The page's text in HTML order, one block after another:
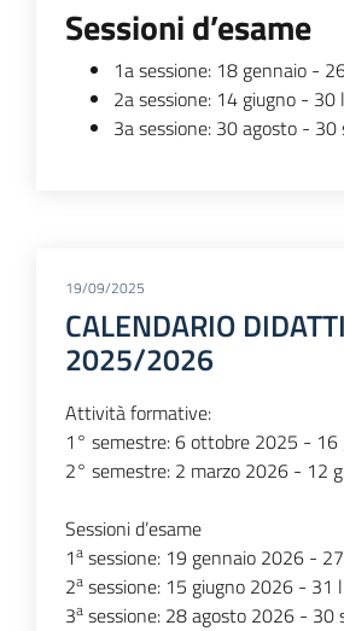
Sessioni d’esame
1a sessione: 18 gennaio -
2a sessione: 14 giugno -
3a sessione: 30 agosto -
19/09/2025
CALENDARIO
2025/2026
Attività formative:
1° semestre: 6 ottobre 2025 -
2° semestre: 2 marzo 2026 - 12
Sessioni d’esame
1a sessione: 19 gennaio 2026 -
2a sessione: 15 giugno 2026 - 31
3a sessione: 28 agosto 2026 -